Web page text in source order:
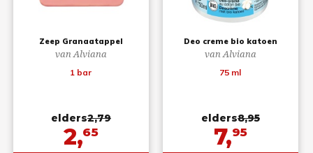
Zeep Granaatappel
van Alviana
1 bar
elders2,79
2,65
Deo creme bio katoen
van Alviana
75 ml
elders8,95
7,95